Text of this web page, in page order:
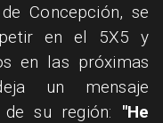
Concepción, se
en el 5X5 y
en las próximas
un mensaje
su región: "He